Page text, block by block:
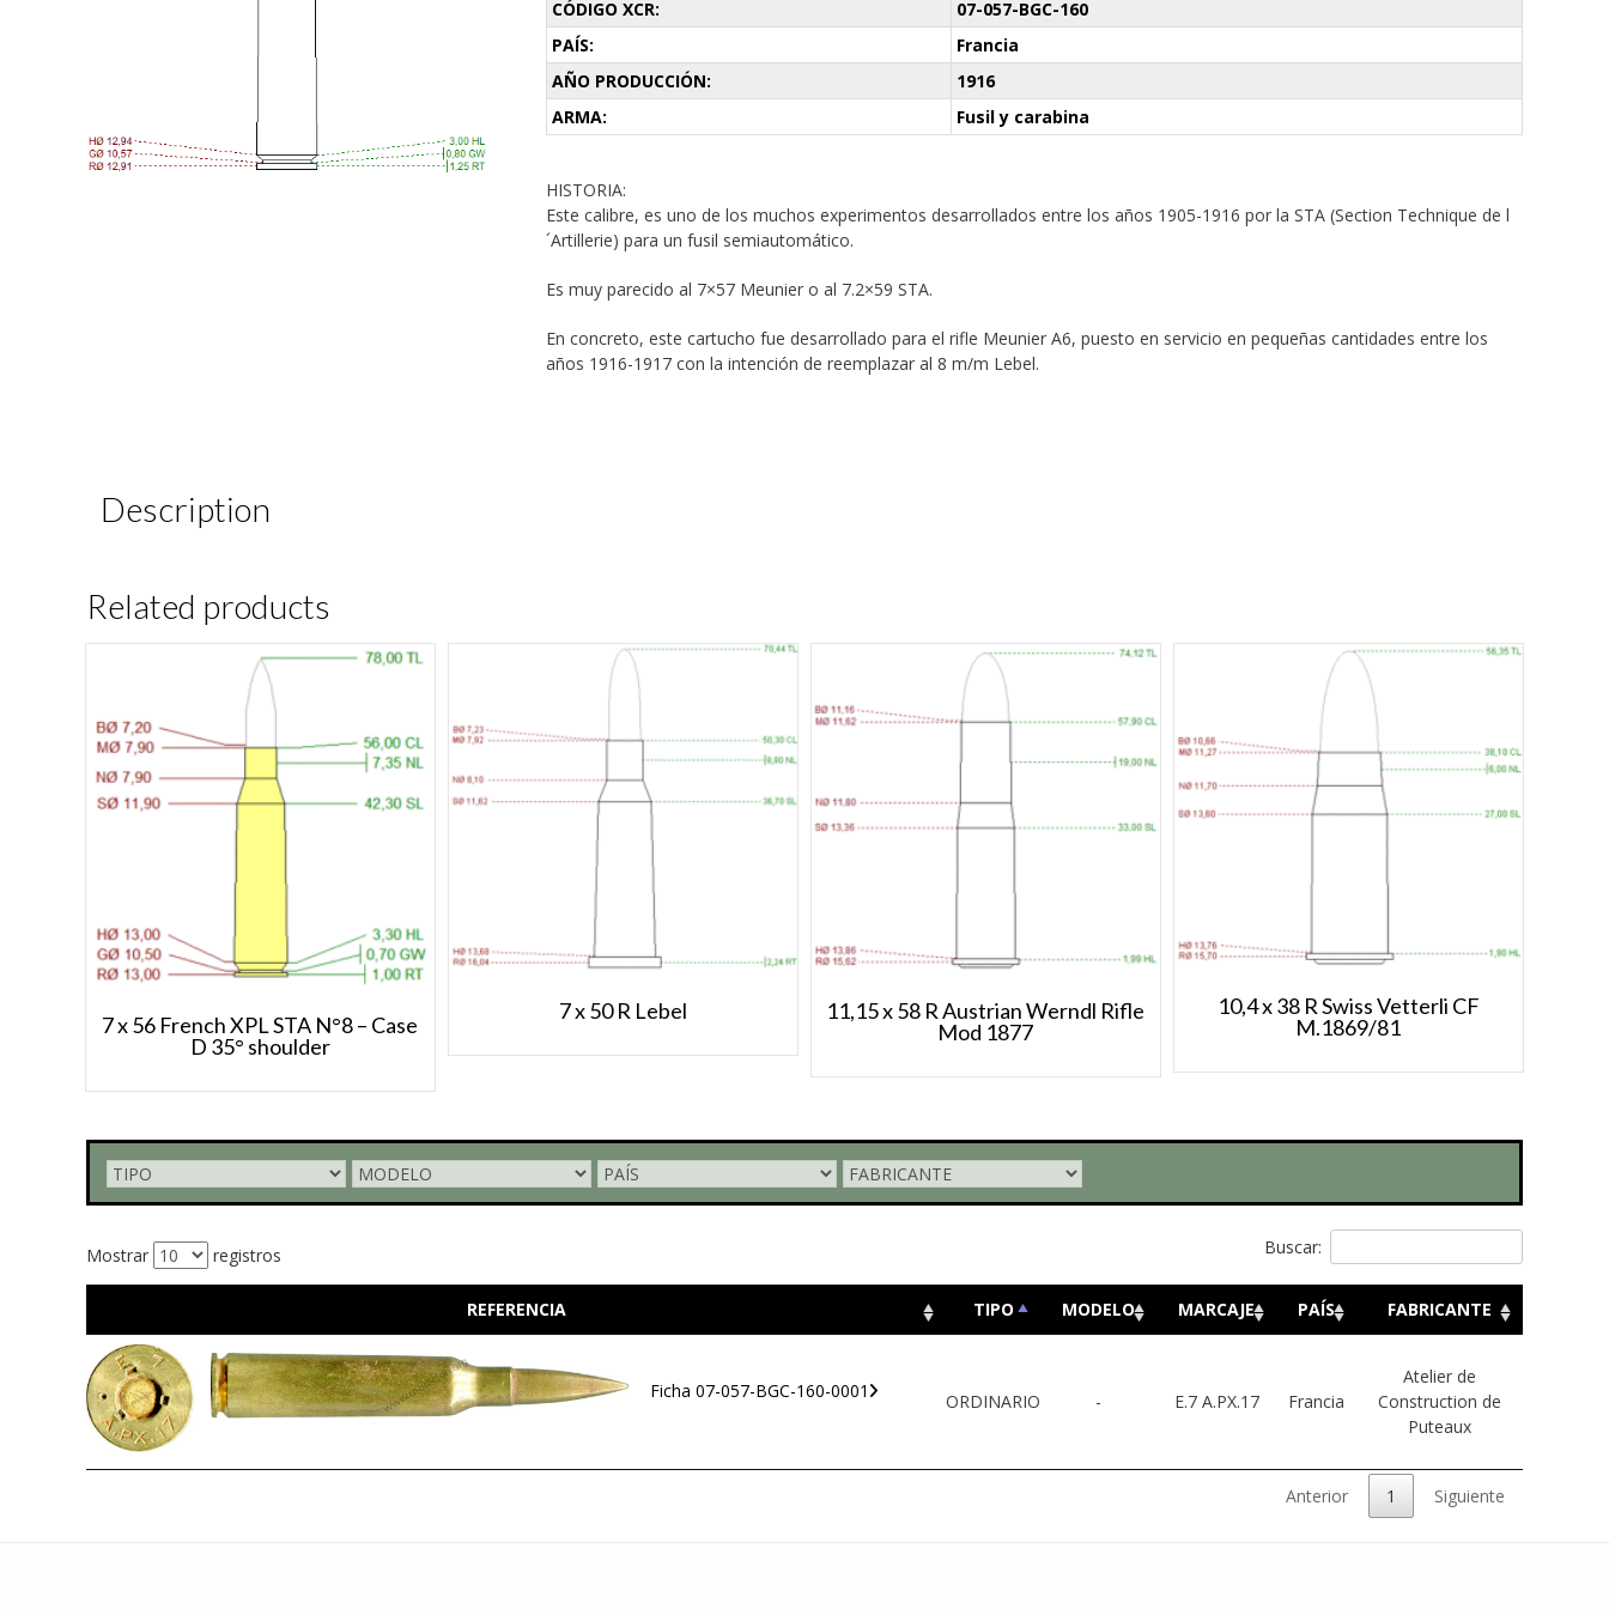
CÓDIGO XCR:
07-057-BGC-160
PAÍS:
Francia
AÑO PRODUCCIÓN:
1916
ARMA:
Fusil y carabina
HISTORIA:
Este calibre, es uno de los muchos experimentos desarrollados entre los años 1905-1916 por la STA (Section Technique de l
´Artillerie) para un fusil semiautomático.
Es muy parecido al 7×57 Meunier o al 7.2×59 STA.
En concreto, este cartucho fue desarrollado para el rifle Meunier A6, puesto en servicio en pequeñas cantidades entre los
años 1916-1917 con la intención de reemplazar al 8 m/m Lebel.
Description
Related products
7 x 56 French XPL STA N°8 – Case
D 35° shoulder
7 x 50 R Lebel
11,15 x 58 R Austrian Werndl Rifle
Mod 1877
10,4 x 38 R Swiss Vetterli CF
M.1869/81
Mostrar registros Buscar:
REFERENCIA TIPO MODELO MARCAJE PAÍS FABRICANTE
Ficha 07-057-BGC-160-0001 ORDINARIO - E.7 A.PX.17 Francia
Atelier de
Construction de
Puteaux
Anterior 1 Siguiente